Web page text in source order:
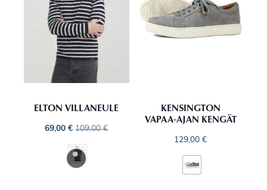
ELTON VILLANEULE
69,00€ 109,00€
KENSINGTON
VAPAA‑AJAN KENGÄT
129,00€